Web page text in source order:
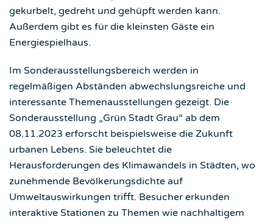
gekurbelt, gedreht und gehüpft werden kann.
Außerdem gibt es für die kleinsten Gäste ein
Energiespielhaus.
Im Sonderausstellungsbereich werden in
regelmäßigen Abständen abwechslungsreiche und
interessante Themenausstellungen gezeigt. Die
Sonderausstellung „Grün Stadt Grau“ ab dem
08.11.2023 erforscht beispielsweise die Zukunft
urbanen Lebens. Sie beleuchtet die
Herausforderungen des Klimawandels in Städten, wo
zunehmende Bevölkerungsdichte auf
Umweltauswirkungen trifft. Besucher erkunden
interaktive Stationen zu Themen wie nachhaltigem